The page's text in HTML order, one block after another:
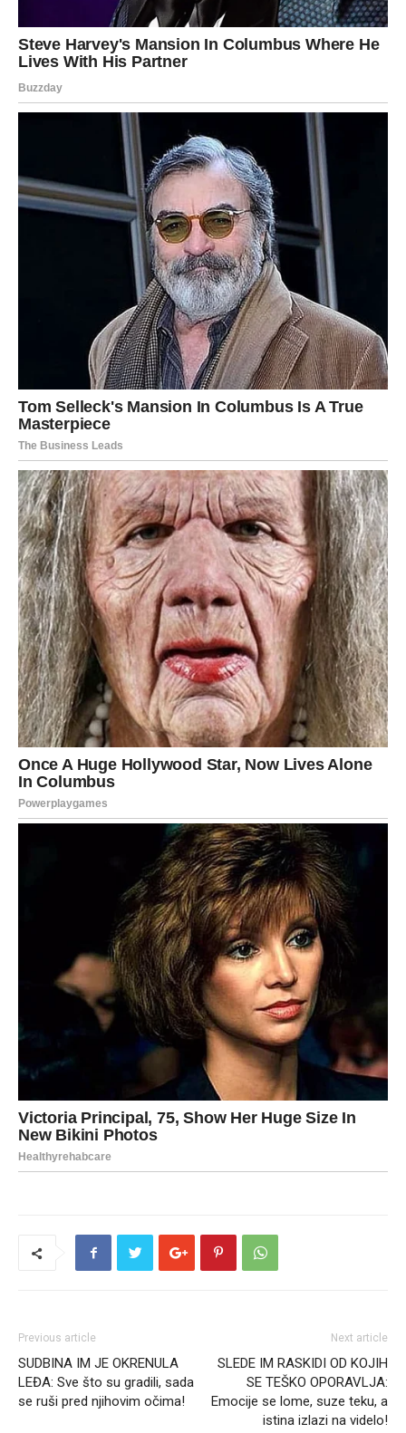
Previous article
SUDBINA IM JE OKRENULA
LEĐA: Sve što su gradili, sada
se ruši pred njihovim očima!
Next article
SLEDE IM RASKIDI OD KOJIH
SE TEŠKO OPORAVLJA:
Emocije se lome, suze teku, a
istina izlazi na videlo!